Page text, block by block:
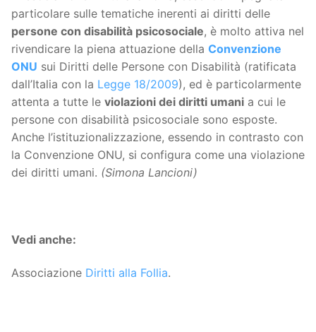
particolare sulle tematiche inerenti ai diritti delle
persone con disabilità psicosociale, è molto attiva nel
rivendicare la piena attuazione della Convenzione
ONU sui Diritti delle Persone con Disabilità (ratificata
dall’Italia con la Legge 18/2009), ed è particolarmente
attenta a tutte le violazioni dei diritti umani a cui le
persone con disabilità psicosociale sono esposte.
Anche l’istituzionalizzazione, essendo in contrasto con
la Convenzione ONU, si configura come una violazione
dei diritti umani. (Simona Lancioni)
Vedi anche:
Associazione Diritti alla Follia.